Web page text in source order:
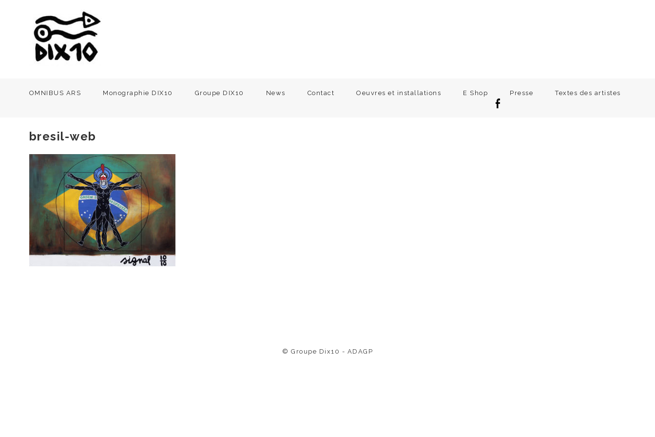
OMNIBUS ARS Monographie DIX10 Groupe DIX10 News Contact Oeuvres et installations E Shop Presse Textes des artistes
bresil-web
© Groupe Dix10 - ADAGP